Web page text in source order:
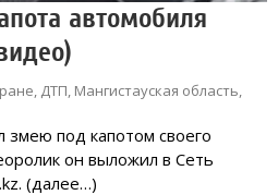
автомобиля
, ДТП, Мангистауская область,
под капотом своего
он выложил в Сеть
(далее…)